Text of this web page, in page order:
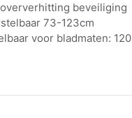
beveiliging
73-123cm
voor bladmaten: